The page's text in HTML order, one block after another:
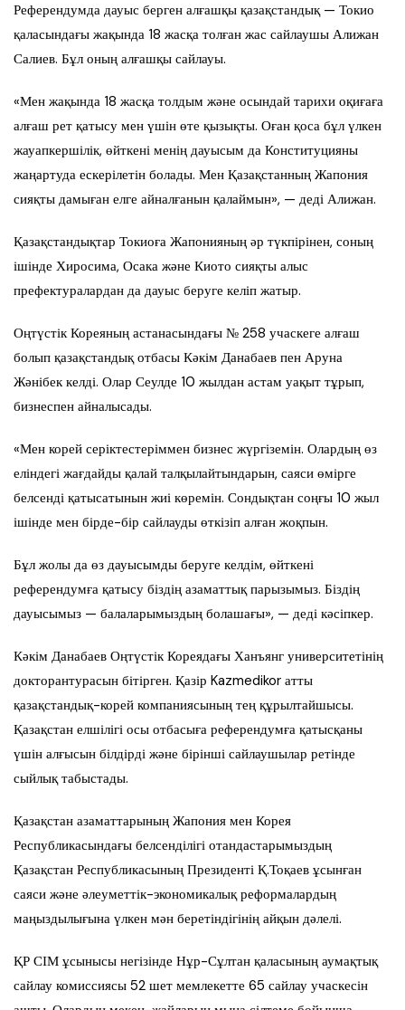
Референдумда дауыс берген алғашқы қазақстандық — Токио
қаласындағы жақында 18 жасқа толған жас сайлаушы Алижан
Салиев. Бұл оның алғашқы сайлауы.
«Мен жақында 18 жасқа толдым және осындай тарихи оқиғаға
алғаш рет қатысу мен үшін өте қызықты. Оған қоса бұл үлкен
жауапкершілік, өйткені менің дауысым да Конституцияны
жаңартуда ескерілетін болады. Мен Қазақстанның Жапония
сияқты дамыған елге айналғанын қалаймын», — деді Алижан.
Қазақстандықтар Токиоға Жапонияның әр түкпірінен, соның
ішінде Хиросима, Осака және Киото сияқты алыс
префектуралардан да дауыс беруге келіп жатыр.
Оңтүстік Кореяның астанасындағы № 258 учаскеге алғаш
болып қазақстандық отбасы Кәкім Данабаев пен Аруна
Жәнібек келді. Олар Сеулде 10 жылдан астам уақыт тұрып,
бизнеспен айналысады.
«Мен корей серіктестеріммен бизнес жүргіземін. Олардың өз
еліндегі жағдайды қалай талқылайтындарын, саяси өмірге
белсенді қатысатынын жиі көремін. Сондықтан соңғы 10 жыл
ішінде мен бірде-бір сайлауды өткізіп алған жоқпын.
Бұл жолы да өз дауысымды беруге келдім, өйткені
референдумға қатысу біздің азаматтық парызымыз. Біздің
дауысымыз — балаларымыздың болашағы», — деді кәсіпкер.
Кәкім Данабаев Оңтүстік Кореядағы Ханъянг университетінің
докторантурасын бітірген. Қазір Kazmedikor атты
қазақстандық-корей компаниясының тең құрылтайшысы.
Қазақстан елшілігі осы отбасыға референдумға қатысқаны
үшін алғысын білдірді және бірінші сайлаушылар ретінде
сыйлық табыстады.
Қазақстан азаматтарының Жапония мен Корея
Республикасындағы белсенділігі отандастарымыздың
Қазақстан Республикасының Президенті Қ.Тоқаев ұсынған
саяси және әлеуметтік-экономикалық реформалардың
маңыздылығына үлкен мән беретіндігінің айқын дәлелі.
ҚР СІМ ұсынысы негізінде Нұр-Сұлтан қаласының аумақтық
сайлау комиссиясы 52 шет мемлекетте 65 сайлау учаскесін